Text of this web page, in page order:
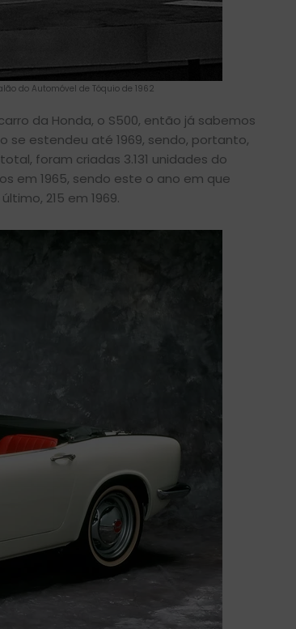
do Automóvel de Tóquio de 1962
da Honda, o S500, então já sabemos
se estendeu até 1969, sendo, portanto,
foram criadas 3.131 unidades do
em 1965, sendo este o ano em que
215 em 1969.